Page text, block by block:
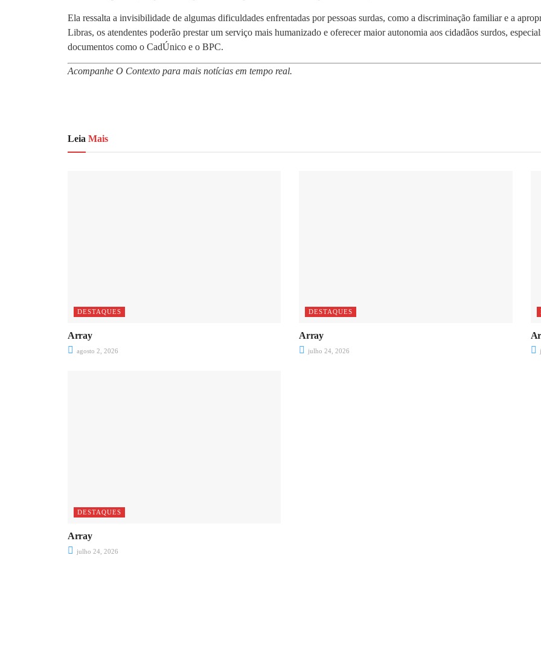
Ela ressalta a invisibilidade de algumas dificuldades enfrentadas por pessoas surdas, como a discriminação familiar e a
Libras, os atendentes poderão prestar um serviço mais humanizado e oferecer maior autonomia aos cidadãos surdos,
documentos como o CadÚnico e o BPC.
Acompanhe O Contexto para mais notícias em tempo real.
Leia Mais
DESTAQUES
Array
agosto 2, 2026
DESTAQUES
Array
julho 24, 2026
DESTAQUES
Array
julho 24, 2026